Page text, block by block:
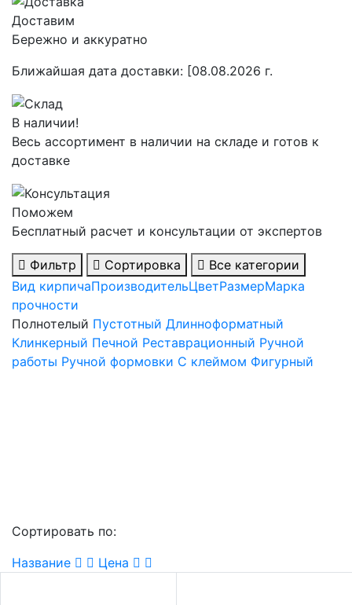
Доставим
Бережно и аккуратно
Ближайшая дата доставки: [08.08.2026 г.
В наличии!
Весь ассортимент в наличии на складе и готов к
доставке
Поможем
Бесплатный расчет и консультации от экспертов
Фильтр Сортировка
Все категории
Вид кирпичаПроизводительЦветРазмерМарка
прочности
Полнотелый Пустотный Длинноформатный
Клинкерный Печной Реставрационный Ручной
работы Ручной формовки С клеймом Фигурный
Сортировать по:
Название
Цена